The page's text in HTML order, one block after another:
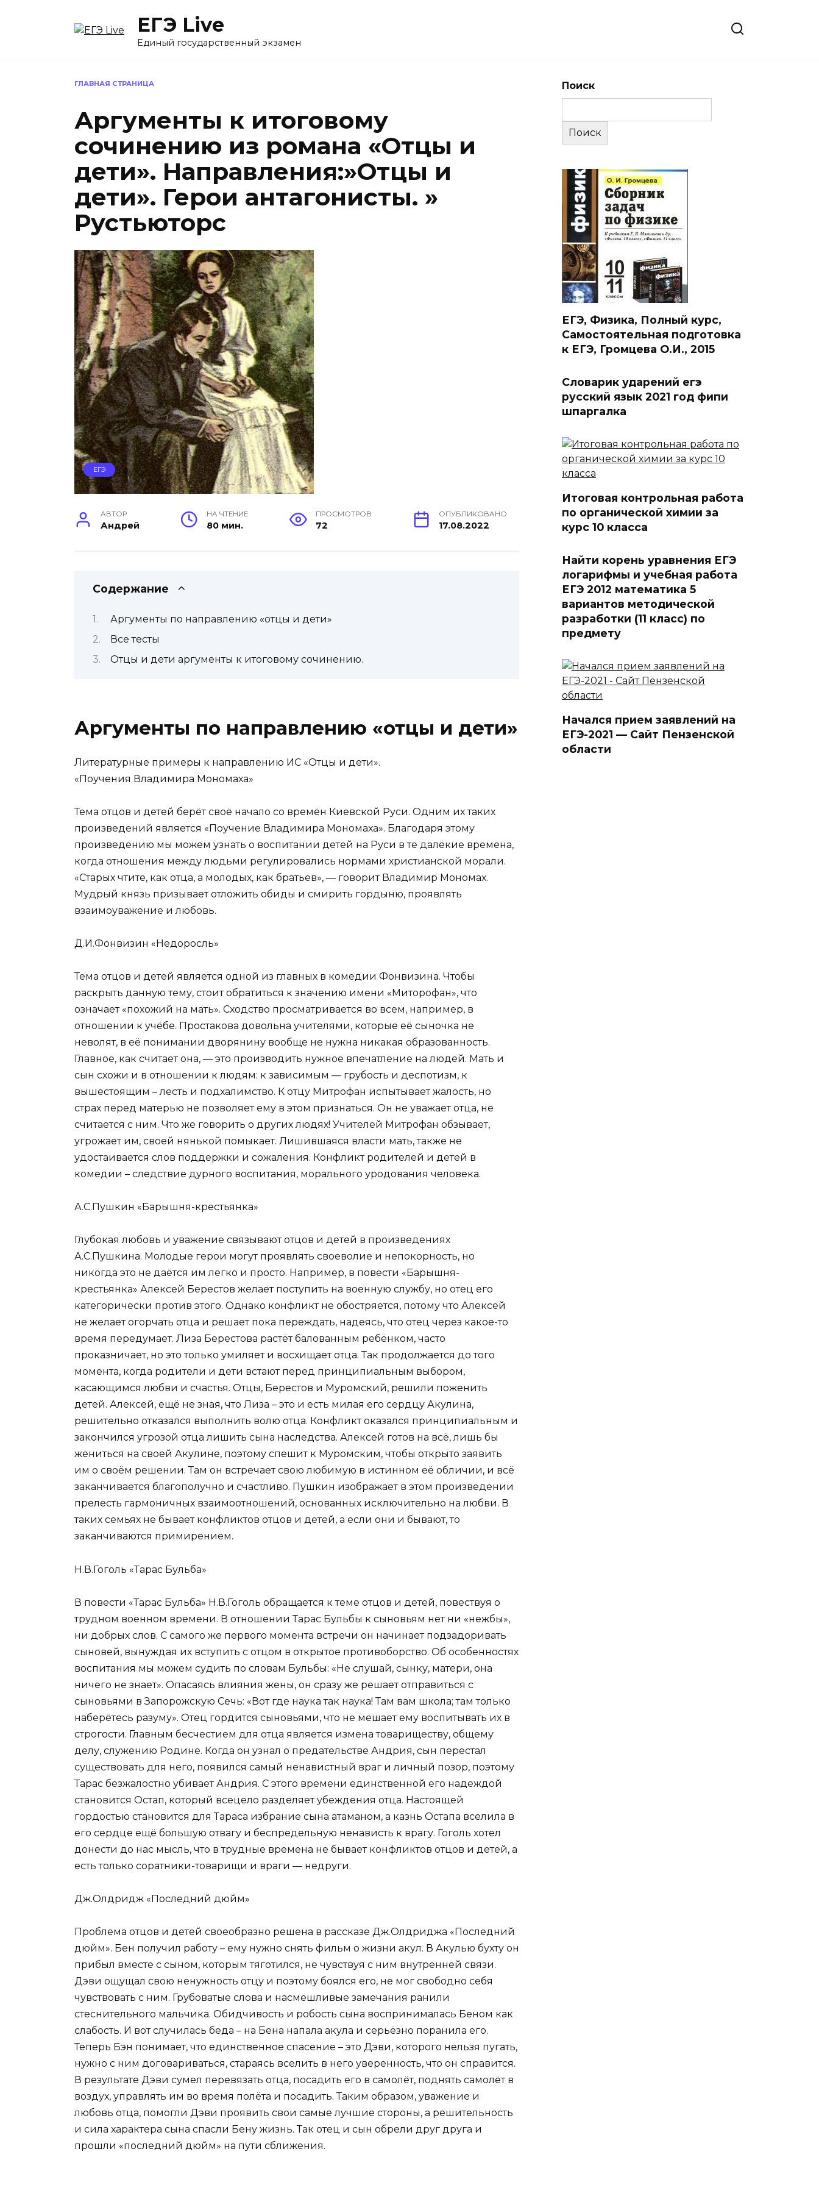
ЕГЭ Live
Единый государственный экзамен
ГЛАВНАЯ СТРАНИЦА
Аргументы к итоговому
сочинению из романа «Отцы и
дети». Направления:»Отцы и
дети». Герои антагонисты. »
Рустьюторс
ЕГЭ
АВТОР
Андрей
НА ЧТЕНИЕ
80 мин.
ПРОСМОТРОВ
72
ОПУБЛИКОВАНО
17.08.2022
Содержание
Аргументы по направлению «отцы и дети»
Все тесты
Отцы и дети аргументы к итоговому сочинению.
Аргументы по направлению «отцы и дети»
Литературные примеры к направлению ИС «Отцы и дети».
«Поучения Владимира Мономаха»
Тема отцов и детей берёт своё начало со времён Киевской Руси. Одним их таких
произведений является «Поучение Владимира Мономаха». Благодаря этому
произведению мы можем узнать о воспитании детей на Руси в те далёкие времена,
когда отношения между людьми регулировались нормами христианской морали.
«Старых чтите, как отца, а молодых, как братьев», — говорит Владимир Мономах.
Мудрый князь призывает отложить обиды и смирить гордыню, проявлять
взаимоуважение и любовь.
Д.И.Фонвизин «Недоросль»
Тема отцов и детей является одной из главных в комедии Фонвизина. Чтобы
раскрыть данную тему, стоит обратиться к значению имени «Миторофан», что
означает «похожий на мать». Сходство просматривается во всем, например, в
отношении к учёбе. Простакова довольна учителями, которые её сыночка не
неволят, в её понимании дворянину вообще не нужна никакая образованность.
Главное, как считает она, — это производить нужное впечатление на людей. Мать и
сын схожи и в отношении к людям: к зависимым — грубость и деспотизм, к
вышестоящим – лесть и подхалимство. К отцу Митрофан испытывает жалость, но
страх перед матерью не позволяет ему в этом признаться. Он не уважает отца, не
считается с ним. Что же говорить о других людях! Учителей Митрофан обзывает,
угрожает им, своей нянькой помыкает. Лишившаяся власти мать, также не
удостаивается слов поддержки и сожаления. Конфликт родителей и детей в
комедии – следствие дурного воспитания, морального уродования человека.
А.С.Пушкин «Барышня-крестьянка»
Глубокая любовь и уважение связывают отцов и детей в произведениях
А.С.Пушкина. Молодые герои могут проявлять своеволие и непокорность, но
никогда это не даётся им легко и просто. Например, в повести «Барышня-
крестьянка» Алексей Берестов желает поступить на военную службу, но отец его
категорически против этого. Однако конфликт не обостряется, потому что Алексей
не желает огорчать отца и решает пока переждать, надеясь, что отец через какое-то
время передумает. Лиза Берестова растёт балованным ребёнком, часто
проказничает, но это только умиляет и восхищает отца. Так продолжается до того
момента, когда родители и дети встают перед принципиальным выбором,
касающимся любви и счастья. Отцы, Берестов и Муромский, решили поженить
детей. Алексей, ещё не зная, что Лиза – это и есть милая его сердцу Акулина,
решительно отказался выполнить волю отца. Конфликт оказался принципиальным и
закончился угрозой отца лишить сына наследства. Алексей готов на всё, лишь бы
жениться на своей Акулине, поэтому спешит к Муромским, чтобы открыто заявить
им о своём решении. Там он встречает свою любимую в истинном её обличии, и всё
заканчивается благополучно и счастливо. Пушкин изображает в этом произведении
прелесть гармоничных взаимоотношений, основанных исключительно на любви. В
таких семьях не бывает конфликтов отцов и детей, а если они и бывают, то
заканчиваются примирением.
Н.В.Гоголь «Тарас Бульба»
В повести «Тарас Бульба» Н.В.Гоголь обращается к теме отцов и детей, повествуя о
трудном военном времени. В отношении Тарас Бульбы к сыновьям нет ни «нежбы»,
ни добрых слов. С самого же первого момента встречи он начинает подзадоривать
сыновей, вынуждая их вступить с отцом в открытое противоборство. Об особенностях
воспитания мы можем судить по словам Бульбы: «Не слушай, сынку, матери, она
ничего не знает». Опасаясь влияния жены, он сразу же решает отправиться с
сыновьями в Запорожскую Сечь: «Вот где наука так наука! Там вам школа; там только
наберётесь разуму». Отец гордится сыновьями, что не мешает ему воспитывать их в
строгости. Главным бесчестием для отца является измена товариществу, общему
делу, служению Родине. Когда он узнал о предательстве Андрия, сын перестал
существовать для него, появился самый ненавистный враг и личный позор, поэтому
Тарас безжалостно убивает Андрия. С этого времени единственной его надеждой
становится Остап, который всецело разделяет убеждения отца. Настоящей
гордостью становится для Тараса избрание сына атаманом, а казнь Остапа вселила в
его сердце ещё большую отвагу и беспредельную ненависть к врагу. Гоголь хотел
донести до нас мысль, что в трудные времена не бывает конфликтов отцов и детей, а
есть только соратники-товарищи и враги — недруги.
Дж.Олдридж «Последний дюйм»
Проблема отцов и детей своеобразно решена в рассказе Дж.Олдриджа «Последний
дюйм». Бен получил работу – ему нужно снять фильм о жизни акул. В Акулью бухту он
прибыл вместе с сыном, которым тяготился, не чувствуя с ним внутренней связи.
Дэви ощущал свою ненужность отцу и поэтому боялся его, не мог свободно себя
чувствовать с ним. Грубоватые слова и насмешливые замечания ранили
стеснительного мальчика. Обидчивость и робость сына воспринималась Беном как
слабость. И вот случилась беда – на Бена напала акула и серьёзно поранила его.
Теперь Бэн понимает, что единственное спасение – это Дэви, которого нельзя пугать,
нужно с ним договариваться, стараясь вселить в него уверенность, что он справится.
В результате Дэви сумел перевязать отца, посадить его в самолёт, поднять самолёт в
воздух, управлять им во время полёта и посадить. Таким образом, уважение и
любовь отца, помогли Дэви проявить свои самые лучшие стороны, а решительность
и сила характера сына спасли Бену жизнь. Так отец и сын обрели друг друга и
прошли «последний дюйм» на пути сближения.
Поиск
Поиск
ЕГЭ, Физика, Полный курс,
Самостоятельная подготовка
к ЕГЭ, Громцева О.И., 2015
Словарик ударений егэ
русский язык 2021 год фипи
шпаргалка
Итоговая контрольная работа
по органической химии за
курс 10 класса
Найти корень уравнения ЕГЭ
логарифмы и учебная работа
ЕГЭ 2012 математика 5
вариантов методической
разработки (11 класс) по
предмету
Начался прием заявлений на
ЕГЭ-2021 — Сайт Пензенской
области